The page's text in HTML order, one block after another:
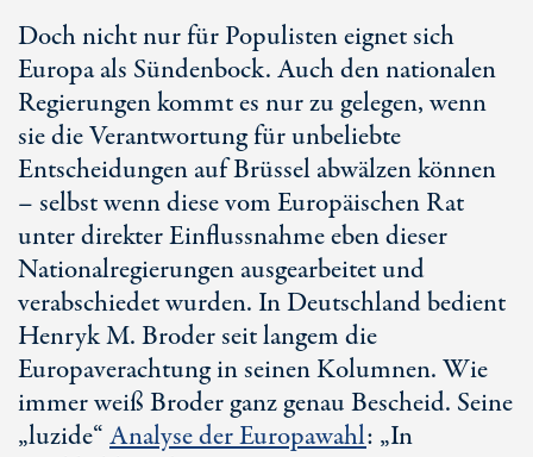
Doch nicht nur für Populisten eignet sich
Europa als Sündenbock. Auch den nationalen
Regierungen kommt es nur zu gelegen, wenn
sie die Verantwortung für unbeliebte
Entscheidungen auf Brüssel abwälzen können
– selbst wenn diese vom Europäischen Rat
unter direkter Einflussnahme eben dieser
Nationalregierungen ausgearbeitet und
verabschiedet wurden. In Deutschland bedient
Henryk M. Broder seit langem die
Europaverachtung in seinen Kolumnen. Wie
immer weiß Broder ganz genau Bescheid. Seine
„luzide“Analyse der Europawahl: „In